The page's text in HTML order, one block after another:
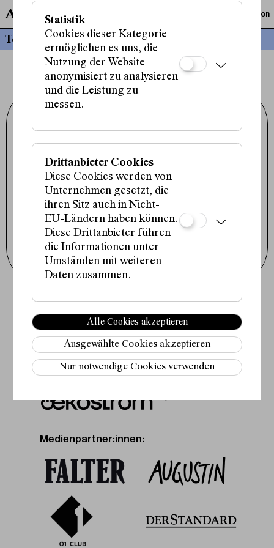
Am Fluss Live-Musik und Komposition
Termine
1090 Wien
+43 1 317 01 01
Impressum / Datenschutz
Presse / Downloads
Cookie-Einstellungen
Instagram
Facebook
Tiktok
Newsletter abonnieren
Partner:in:
Medienpartner:innen:
Statistik
Cookies dieser Kategorie
ermöglichen es uns, die
Nutzung der Website
anonymisiert zu analysieren
und die Leistung zu
messen.
Drittanbieter Cookies
Diese Cookies werden von
Unternehmen gesetzt, die
ihren Sitz auch in Nicht-
EU-Ländern haben können.
Diese Drittanbieter führen
die Informationen unter
Umständen mit weiteren
Daten zusammen.
Alle Cookies akzeptieren
Ausgewählte Cookies akzeptieren
Nur notwendige Cookies verwenden